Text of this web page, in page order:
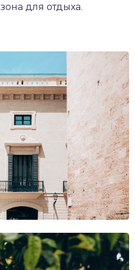
для отдыха.